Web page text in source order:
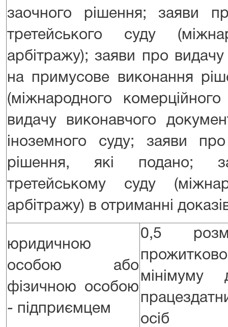
заочного рішення; заяви
третейського суду
арбітражу); заяви про
на примусове виконання
(міжнародного
видачу виконавчого
іноземного суду; заяви
рішення, які подано;
третейському суду
арбітражу) в отриманні
юридичною
особою або
фізичною особою
- підприємцем
0,5
мінімуму
осіб